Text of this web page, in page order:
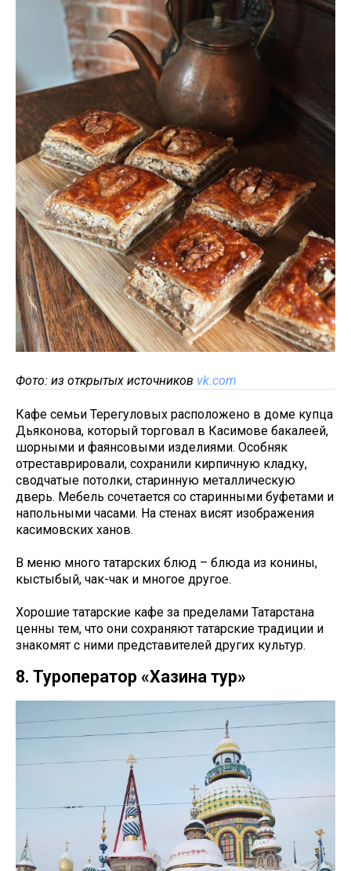
Фото: из открытых источников vk.com
Кафе семьи Терегуловых расположено в доме купца
Дьяконова, который торговал в Касимове бакалеей,
шорными и фаянсовыми изделиями. Особняк
отреставрировали, сохранили кирпичную кладку,
сводчатые потолки, старинную металлическую
дверь. Мебель сочетается со старинными буфетами и
напольными часами. На стенах висят изображения
касимовских ханов.
В меню много татарских блюд – блюда из конины,
кыстыбый, чак-чак и многое другое.
Хорошие татарские кафе за пределами Татарстана
ценны тем, что они сохраняют татарские традиции и
знакомят с ними представителей других культур.
8. Туроператор «Хазина тур»